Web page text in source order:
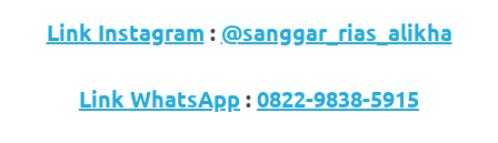
Discount
replica
Link Instagram : @sanggar_rias_alikha
Link WhatsApp:0822-9838-5915